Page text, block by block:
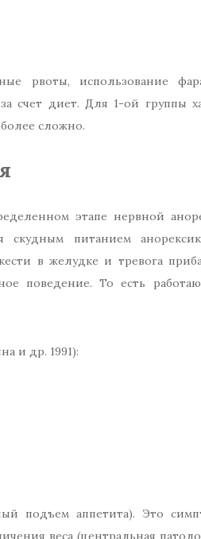
рвоты, использование
счет диет. Для 1-ой группы
сложно.
этапе нервной
питанием
в желудке и тревога
поведение. То есть
и др. 1991):
подъем аппетита). Это
веса (центральная